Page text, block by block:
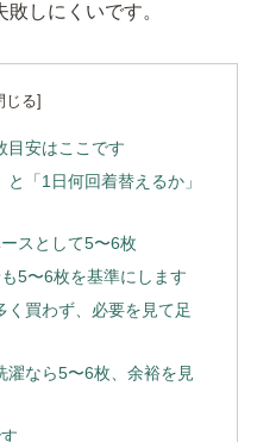
しにくいです。
目安はここです
「1日何回着替えるか」
スとして5〜6枚
5〜6枚を基準にします
く買わず、必要を見て足
濯なら5〜6枚、余裕を見